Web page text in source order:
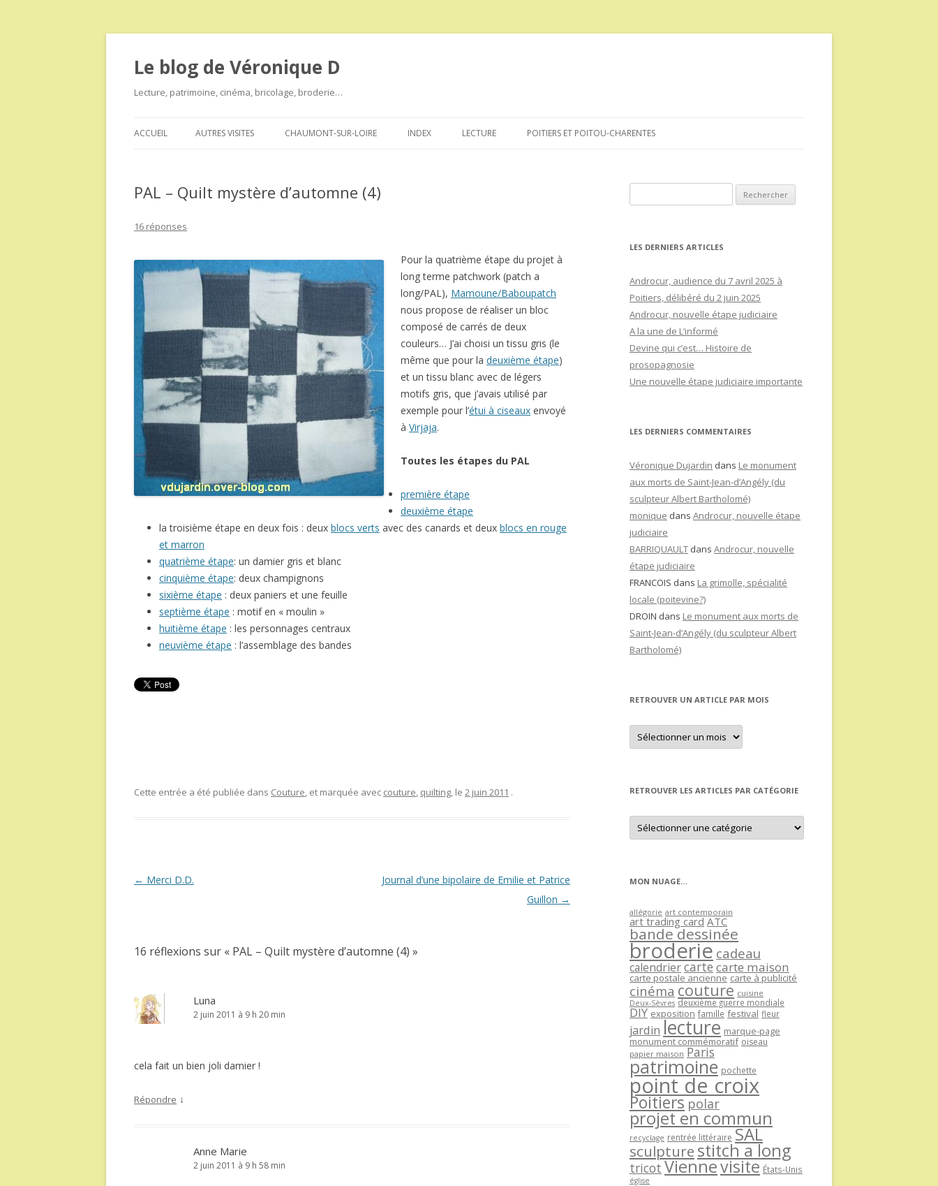
Le blog de Véronique D
Lecture, patrimoine, cinéma, bricolage, broderie…
au
ACCUEIL AUTRES VISITES CHAUMONT-SUR-LOIRE INDEX LECTURE POITIERS ET POITOU-CHARENTES
PAL – Quilt mystère d’automne (4)
16 réponses
Pour la quatrième étape du projet à
long terme patchwork (patch a
long/PAL), Mamoune/Baboupatch
nous propose de réaliser un bloc
composé de carrés de deux
couleurs… J’ai choisi un tissu gris (le
même que pour la deuxième étape)
et un tissu blanc avec de légers
motifs gris, que j’avais utilisé par
exemple pour l’étui à ciseaux envoyé
à Virjaja.
Toutes les étapes du PAL
première étape
deuxième étape
la troisième étape en deux fois : deux blocs verts avec des canards et deux blocs en rouge
et marron
quatrième étape: un damier gris et blanc
cinquième étape: deux champignons
sixième étape : deux paniers et une feuille
septième étape : motif en « moulin »
huitième étape : les personnages centraux
neuvième étape : l’assemblage des bandes
Cette entrée a été publiée dans Couture, et marquée avec couture, quilting, le 2 juin 2011 .
Navigation
← Merci D.D.
Journal d’une bipolaire de Emilie et Patrice
Guillon →
16 réflexions sur « PAL – Quilt mystère d’automne (4) »
Luna
2 juin 2011 à 9 h 20 min
cela fait un bien joli damier !
Répondre ↓
Anne Marie
2 juin 2011 à 9 h 58 min
LES DERNIERS ARTICLES
Androcur, audience du 7 avril 2025 à
Poitiers, délibéré du 2 juin 2025
Androcur, nouvelle étape judiciaire
A la une de L’informé
Devine qui c’est… Histoire de
prosopagnosie
Une nouvelle étape judiciaire importante
LES DERNIERS COMMENTAIRES
Véronique Dujardin dans Le monument
aux morts de Saint-Jean-d’Angély (du
sculpteur Albert Bartholomé)
monique dans Androcur, nouvelle étape
judiciaire
BARRIQUAULT dans Androcur, nouvelle
étape judiciaire
FRANCOIS dans La grimolle, spécialité
locale (poitevine?)
DROIN dans Le monument aux morts de
Saint-Jean-d’Angély (du sculpteur Albert
Bartholomé)
RETROUVER UN ARTICLE PAR MOIS
Retrouver
un
article
RETROUVER LES ARTICLES PAR CATÉGORIE
Retrouver
les
articles
MON NUAGE…
allégorie art contemporain
art trading card ATC
bande dessinée
broderie cadeau
calendriercartecarte maison
carte postale ancienne carte à publicité
cinéma couture cuisine
Deux-Sèvres deuxième guerre mondiale
DIY exposition famille festival fleur
jardin lecture marque-page
monument commémoratif oiseau
papier maison Paris
patrimoine pochette
point de croix
Poitiers polar
projet en commun
recyclage rentrée littéraire SAL
sculpture stitch a long
tricot Viennevisite États-Unis
église